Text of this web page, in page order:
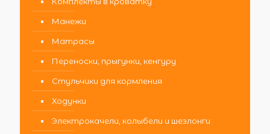
Манежи
Матрасы
Переноски, прыгунки, кенгуру
Стульчики для кормления
Ходунки
Электрокачели, колыбели и шезлонги